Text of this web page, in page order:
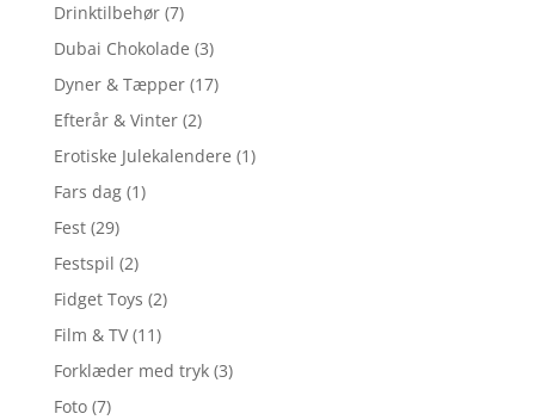
Drinktilbehør (7)
Dubai Chokolade (3)
Dyner & Tæpper (17)
Efterår & Vinter (2)
Erotiske Julekalendere (1)
Fars dag (1)
Fest (29)
Festspil (2)
Fidget Toys (2)
Film & TV (11)
Forklæder med tryk (3)
Foto (7)